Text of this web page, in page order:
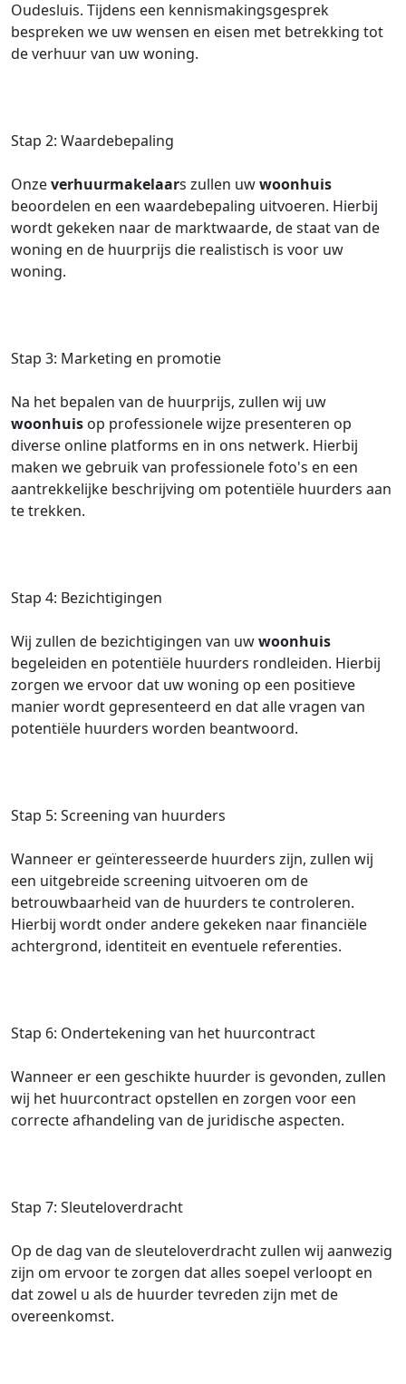
Oudesluis. Tijdens een kennismakingsgesprek
bespreken we uw wensen en eisen met betrekking tot
de verhuur van uw woning.
Stap 2: Waardebepaling
Onzeverhuurmakelaars zullen uwwoonhuis
beoordelen en een waardebepaling uitvoeren. Hierbij
wordt gekeken naar de marktwaarde, de staat van de
woning en de huurprijs die realistisch is voor uw
woning.
Stap 3: Marketing en promotie
Na het bepalen van de huurprijs, zullen wij uw
woonhuis op professionele wijze presenteren op
diverse online platforms en in ons netwerk. Hierbij
maken we gebruik van professionele foto's en een
aantrekkelijke beschrijving om potentiële huurders aan
te trekken.
Stap 4: Bezichtigingen
Wij zullen de bezichtigingen van uwwoonhuis
begeleiden en potentiële huurders rondleiden. Hierbij
zorgen we ervoor dat uw woning op een positieve
manier wordt gepresenteerd en dat alle vragen van
potentiële huurders worden beantwoord.
Stap 5: Screening van huurders
Wanneer er geïnteresseerde huurders zijn, zullen wij
een uitgebreide screening uitvoeren om de
betrouwbaarheid van de huurders te controleren.
Hierbij wordt onder andere gekeken naar financiële
achtergrond, identiteit en eventuele referenties.
Stap 6: Ondertekening van het huurcontract
Wanneer er een geschikte huurder is gevonden, zullen
wij het huurcontract opstellen en zorgen voor een
correcte afhandeling van de juridische aspecten.
Stap 7: Sleuteloverdracht
Op de dag van de sleuteloverdracht zullen wij aanwezig
zijn om ervoor te zorgen dat alles soepel verloopt en
dat zowel u als de huurder tevreden zijn met de
overeenkomst.